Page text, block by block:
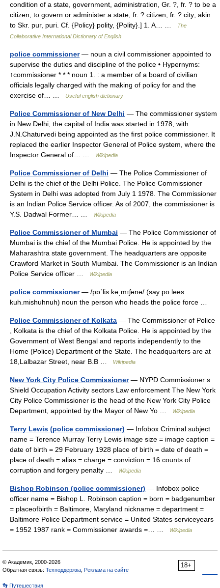
condition of a state, government, administration, Gr. ?, fr. ? to be a
citizen, to govern or administer a state, fr. ? citizen, fr. ? city; akin
to Skr. pur, puri. Cf. {Policy} polity, {Polity}.] 1. A… …
The
Collaborative International Dictionary of English
police commissioner— noun a civil commissioner appointed to
supervise the duties and discipline of the police • Hypernyms:
↑commissioner * * * noun 1. : a member of a board of civilian
officials legally charged with the making of policy for and the
exercise of… …
Useful english dictionary
Police Commissioner of New Delhi — The commissioner system
in New Delhi, the capital of India was started in 1978, with
J.N.Chaturvedi being appointed as the first police commissioner. It
replaced the earlier Inspector General of Police system, where the
Inspector General of… …
Wikipedia
Police Commissioner of Delhi — The Police Commissioner of
Delhi is the chief of the Delhi Police. The Police Commissioner
System in Delhi was adopted from July 1 1978. The Commissioner
is an Indian Police Service officer. As of 2007, the commissioner is
Y.S. Dadwal Former… …
Wikipedia
Police Commissioner of Mumbai — The Police Commissioner of
Mumbai is the chief of the Mumbai Police. He is appointed by the
Maharashtra state government. The headquarters are opposite
Crawford Market in South Mumbai. The Commissioner is an Indian
Police Service officer …
Wikipedia
police commissioner— /pɒˈlis kəˌmɪʃənə/ (say po lees
kuh.mishuhnuh) noun the person who heads the police force …
Police Commissioner of Kolkata — The Commissioner of Police
, Kolkata is the chief of the Kolkata Police. He is appointed by the
Government of West Bengal and reports independently to the
Home (Police) Department of the State. The headquarters are at
18,Lalbazar Street, near B.B …
Wikipedia
New York City Police Commissioner— NYPD Commissioner s
Shield Occupation Activity sectors Law enforcement The New York
City Police Commissioner is the head of the New York City Police
Department, appointed by the Mayor of New Yo …
Wikipedia
Terry Lewis (police commissioner) — Infobox Criminal subject
name = Terence Murray Terry Lewis image size = image caption =
date of birth = 29 February 1928 place of birth = date of death =
place of death = alias = charge = conviction = 16 counts of
corruption and forgery penalty …
Wikipedia
Bishop Robinson (police commissioner) — Infobox police
officer name = Bishop L. Robinson caption = born = badgenumber
= placeofbirth = Baltimore, Maryland nickname = department =
Baltimore Police Department service = United States serviceyears
= 1952 1987 rank = Commissioner awards =… …
Wikipedia
18+
© Академик, 2000-2026
Обратная связь: Техподдержка Реклама на сайте
👣 Путешествия